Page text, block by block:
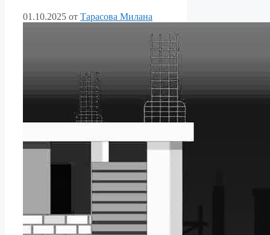
01.10.2025 от Тарасова Милана